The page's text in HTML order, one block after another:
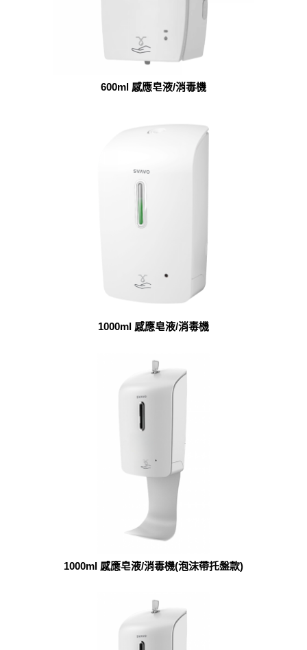
600ml 感應皂液/消毒機
1000ml 感應皂液/消毒機
1000ml 感應皂液/消毒機(泡沫帶托盤款)